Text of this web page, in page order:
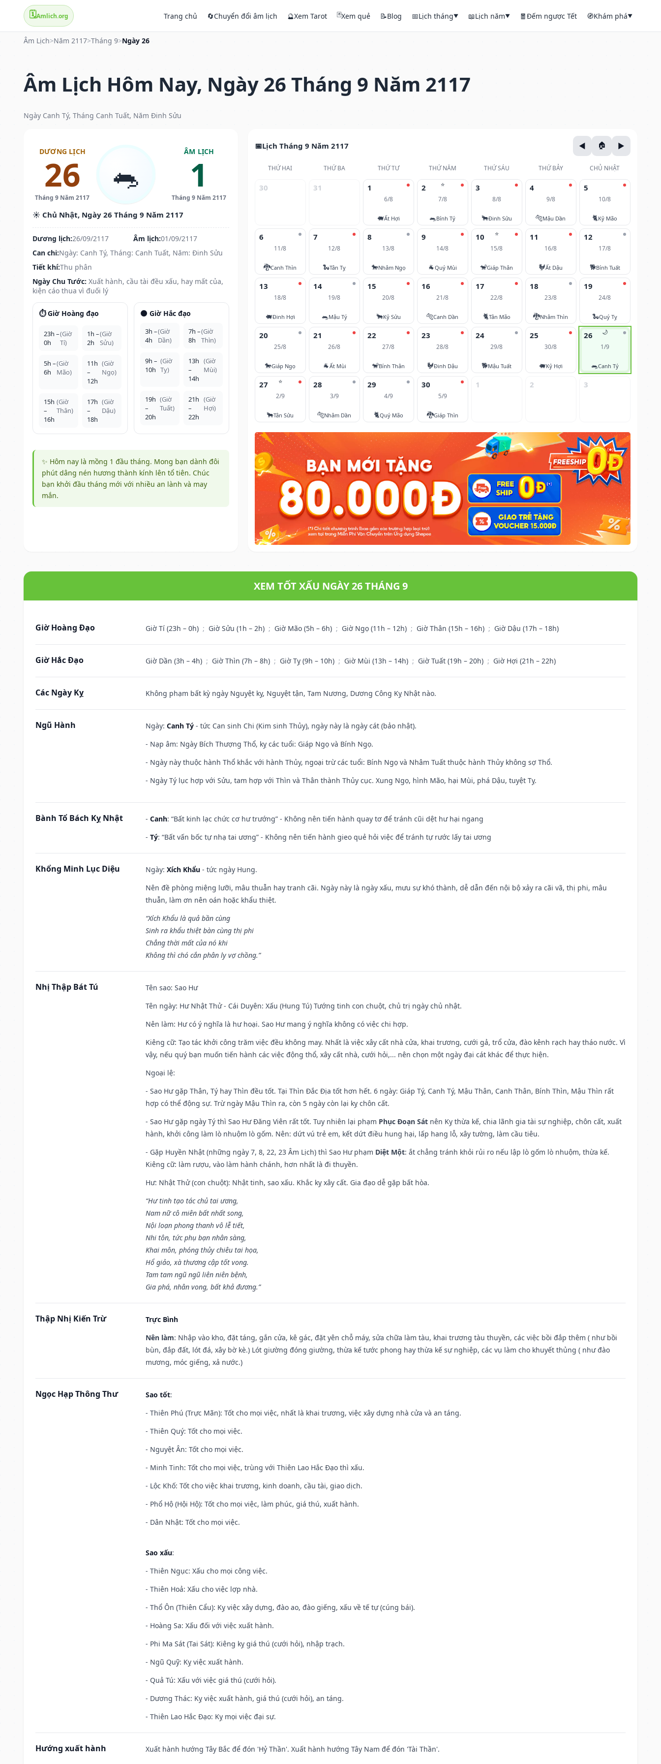
🗓️Amlich.org Trang chủ 🔄Chuyển đổi âm lịch 🔮Xem Tarot 🃏Xem quẻ 📝Blog 📅Lịch tháng▼ 📖Lịch năm▼ 🧧Đếm ngược Tết 🧭Khám phá▼
Âm Lịch>Năm 2117>Tháng 9>Ngày 26
Âm Lịch Hôm Nay, Ngày 26 Tháng 9 Năm 2117
Ngày Canh Tý, Tháng Canh Tuất, Năm Đinh Sửu
DƯƠNG LỊCH
26
Tháng 9 Năm 2117
🐀
ÂM LỊCH
1
Tháng 9 Năm 2117
☀️ Chủ Nhật, Ngày 26 Tháng 9 Năm 2117
Dương lịch:26/09/2117 Âm lịch:01/09/2117
Can chi:Ngày: Canh Tý, Tháng: Canh Tuất, Năm: Đinh Sửu
Tiết khí:Thu phân
Ngày Chu Tước: Xuất hành, cầu tài đều xấu, hay mất của,
kiện cáo thua vì đuối lý
⏱️ Giờ Hoàng đạo
23h –
0h
(Giờ
Tí)
1h –
2h
(Giờ
Sửu)
5h –
6h
(Giờ
Mão)
11h
–
12h
(Giờ
Ngọ)
15h
–
16h
(Giờ
Thân)
17h
–
18h
(Giờ
Dậu)
🌑 Giờ Hắc đạo
3h –
4h
(Giờ
Dần)
7h –
8h
(Giờ
Thìn)
9h –
10h
(Giờ
Tỵ)
13h
–
14h
(Giờ
Mùi)
19h
–
20h
(Giờ
Tuất)
21h
–
22h
(Giờ
Hợi)
✨ Hôm nay là mồng 1 đầu tháng. Mong bạn dành đôi
phút dâng nén hương thành kính lên tổ tiên. Chúc
bạn khởi đầu tháng mới với nhiều an lành và may
mắn.
Lịch Tháng 9 Năm 2117
THỨ HAI THỨ BA THỨ TƯ THỨ NĂM THỨ SÁU THỨ BẢY CHỦ NHẬT
30 31 1
6/8
🐖Ất Hợi
⭐
2
7/8
🐀Bính Tý
3
8/8
🐂Đinh Sửu
4
9/8
🐅Mậu Dần
5
10/8
🐈Kỷ Mão
6
11/8
🐉Canh Thìn
7
12/8
🐍Tân Tỵ
8
13/8
🐎Nhâm Ngọ
9
14/8
🐐Quý Mùi
⭐
10
15/8
🐒Giáp Thân
11
16/8
🐓Ất Dậu
12
17/8
🐕Bính Tuất
13
18/8
🐖Đinh Hợi
14
19/8
🐀Mậu Tý
15
20/8
🐂Kỷ Sửu
16
21/8
🐅Canh Dần
17
22/8
🐈Tân Mão
18
23/8
🐉Nhâm Thìn
19
24/8
🐍Quý Tỵ
20
25/8
🐎Giáp Ngọ
21
26/8
🐐Ất Mùi
22
27/8
🐒Bính Thân
23
28/8
🐓Đinh Dậu
24
29/8
🐕Mậu Tuất
25
30/8
🐖Kỷ Hợi
🌙
26
1/9
🐀Canh Tý
⭐
27
2/9
🐂Tân Sửu
28
3/9
🐅Nhâm Dần
29
4/9
🐈Quý Mão
30
5/9
🐉Giáp Thìn
1 2 3
XEM TỐT XẤU NGÀY 26 THÁNG 9
Giờ Hoàng Đạo Giờ Tí (23h – 0h) ; Giờ Sửu (1h – 2h) ; Giờ Mão (5h – 6h) ; Giờ Ngọ (11h – 12h) ; Giờ Thân (15h – 16h) ; Giờ Dậu (17h – 18h)
Giờ Hắc Đạo Giờ Dần (3h – 4h) ; Giờ Thìn (7h – 8h) ; Giờ Tỵ (9h – 10h) ; Giờ Mùi (13h – 14h) ; Giờ Tuất (19h – 20h) ; Giờ Hợi (21h – 22h)
Các Ngày Kỵ Không phạm bất kỳ ngày Nguyệt kỵ, Nguyệt tận, Tam Nương, Dương Công Kỵ Nhật nào.
Ngũ Hành Ngày: Canh Tý - tức Can sinh Chi (Kim sinh Thủy), ngày này là ngày cát (bảo nhật).
- Nạp âm: Ngày Bích Thượng Thổ, kỵ các tuổi: Giáp Ngọ và Bính Ngọ.
- Ngày này thuộc hành Thổ khắc với hành Thủy, ngoại trừ các tuổi: Bính Ngọ và Nhâm Tuất thuộc hành Thủy không sợ Thổ.
- Ngày Tý lục hợp với Sửu, tam hợp với Thìn và Thân thành Thủy cục. Xung Ngọ, hình Mão, hại Mùi, phá Dậu, tuyệt Tỵ.
Bành Tổ Bách Kỵ Nhật - Canh: “Bất kinh lạc chức cơ hư trướng” - Không nên tiến hành quay tơ để tránh cũi dệt hư hại ngang
- Tý: “Bất vấn bốc tự nhạ tai ương” - Không nên tiến hành gieo quẻ hỏi việc để tránh tự rước lấy tai ương
Khổng Minh Lục Diệu Ngày: Xích Khẩu - tức ngày Hung.
Nên đề phòng miệng lưỡi, mâu thuẫn hay tranh cãi. Ngày này là ngày xấu, mưu sự khó thành, dễ dẫn đến nội bộ xảy ra cãi vã, thị phi, mâu
thuẫn, làm ơn nên oán hoặc khẩu thiệt.
“Xích Khẩu là quả bần cùng
Sinh ra khẩu thiệt bàn cùng thị phi
Chẳng thời mất của nó khi
Không thì chó cắn phân ly vợ chồng.”
Nhị Thập Bát Tú Tên sao: Sao Hư
Tên ngày: Hư Nhật Thử - Cái Duyên: Xấu (Hung Tú) Tướng tinh con chuột, chủ trị ngày chủ nhật.
Nên làm: Hư có ý nghĩa là hư hoại. Sao Hư mang ý nghĩa không có việc chi hợp.
Kiêng cữ: Tạo tác khởi công trăm việc đều không may. Nhất là việc xây cất nhà cửa, khai trương, cưới gả, trổ cửa, đào kênh rạch hay tháo nước. Vì
vậy, nếu quý bạn muốn tiến hành các việc động thổ, xây cất nhà, cưới hỏi,... nên chọn một ngày đại cát khác để thực hiện.
Ngoại lệ:
- Sao Hư gặp Thân, Tý hay Thìn đều tốt. Tại Thìn Đắc Địa tốt hơn hết. 6 ngày: Giáp Tý, Canh Tý, Mậu Thân, Canh Thân, Bính Thìn, Mậu Thìn rất
hợp có thể động sự. Trừ ngày Mậu Thìn ra, còn 5 ngày còn lại kỵ chôn cất.
- Sao Hư gặp ngày Tý thì Sao Hư Đăng Viên rất tốt. Tuy nhiên lại phạm Phục Đoạn Sát nên Kỵ thừa kế, chia lãnh gia tài sự nghiệp, chôn cất, xuất
hành, khởi công làm lò nhuộm lò gốm. Nên: dứt vú trẻ em, kết dứt điều hung hại, lấp hang lỗ, xây tường, làm cầu tiêu.
- Gặp Huyền Nhật (những ngày 7, 8, 22, 23 Âm Lịch) thì Sao Hư phạm Diệt Một: ắt chẳng tránh khỏi rủi ro nếu lập lò gốm lò nhuộm, thừa kế.
Kiêng cữ: làm rượu, vào làm hành chánh, hơn nhất là đi thuyền.
Hư: Nhật Thử (con chuột): Nhật tinh, sao xấu. Khắc kỵ xây cất. Gia đạo dễ gặp bất hòa.
“Hư tinh tạo tác chủ tai ương,
Nam nữ cô miên bất nhất song,
Nội loạn phong thanh vô lễ tiết,
Nhi tôn, tức phụ bạn nhân sàng,
Khai môn, phóng thủy chiêu tai họa,
Hổ giảo, xà thương cập tốt vong.
Tam tam ngũ ngũ liên niên bệnh,
Gia phá, nhân vong, bất khả đương.”
Thập Nhị Kiến Trừ
Trực Bình
Nên làm: Nhập vào kho, đặt táng, gắn cửa, kê gác, đặt yên chỗ máy, sửa chữa làm tàu, khai trương tàu thuyền, các việc bồi đắp thêm ( như bồi
bùn, đắp đất, lót đá, xây bờ kè.) Lót giường đóng giường, thừa kế tước phong hay thừa kế sự nghiệp, các vụ làm cho khuyết thủng ( như đào
mương, móc giếng, xả nước.)
Ngọc Hạp Thông Thư Sao tốt:
- Thiên Phú (Trực Mãn): Tốt cho mọi việc, nhất là khai trương, việc xây dựng nhà cửa và an táng.
- Thiên Quý: Tốt cho mọi việc.
- Nguyệt Ân: Tốt cho mọi việc.
- Minh Tinh: Tốt cho mọi việc, trùng với Thiên Lao Hắc Đạo thì xấu.
- Lộc Khố: Tốt cho việc khai trương, kinh doanh, cầu tài, giao dịch.
- Phổ Hộ (Hội Hộ): Tốt cho mọi việc, làm phúc, giá thú, xuất hành.
- Dân Nhật: Tốt cho mọi việc.
Sao xấu:
- Thiên Ngục: Xấu cho mọi công việc.
- Thiên Hoả: Xấu cho việc lợp nhà.
- Thổ Ôn (Thiên Cẩu): Kỵ việc xây dựng, đào ao, đào giếng, xấu về tế tự (cúng bái).
- Hoàng Sa: Xấu đối với việc xuất hành.
- Phi Ma Sát (Tai Sát): Kiêng kỵ giá thú (cưới hỏi), nhập trạch.
- Ngũ Quỹ: Kỵ việc xuất hành.
- Quả Tú: Xấu với việc giá thú (cưới hỏi).
- Dương Thác: Kỵ việc xuất hành, giá thú (cưới hỏi), an táng.
- Thiên Lao Hắc Đạo: Kỵ mọi việc đại sự.
Hướng xuất hành
Xuất hành hướng Tây Bắc để đón 'Hỷ Thần'. Xuất hành hướng Tây Nam để đón 'Tài Thần'.